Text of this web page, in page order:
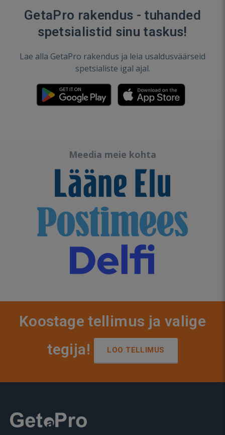
GetaPro rakendus - tuhanded
spetsialistid sinu taskus!
Lae alla GetaPro rakendus ja leia usaldusväärseid
spetsialiste igal ajal.
Meedia meie kohta
Koostage tellimus ja valige
tegija!
LOO TELLIMUS